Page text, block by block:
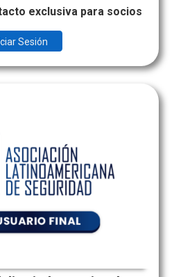
exclusiva para socios
Sesión